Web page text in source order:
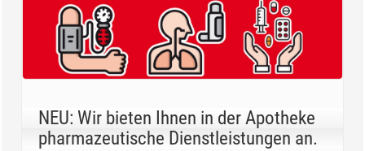
NEU: Wir bieten Ihnen in der Apotheke
pharmazeutische Dienstleistungen an.